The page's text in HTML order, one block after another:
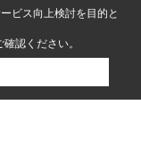
ビス向上検討を目的と
確認ください。